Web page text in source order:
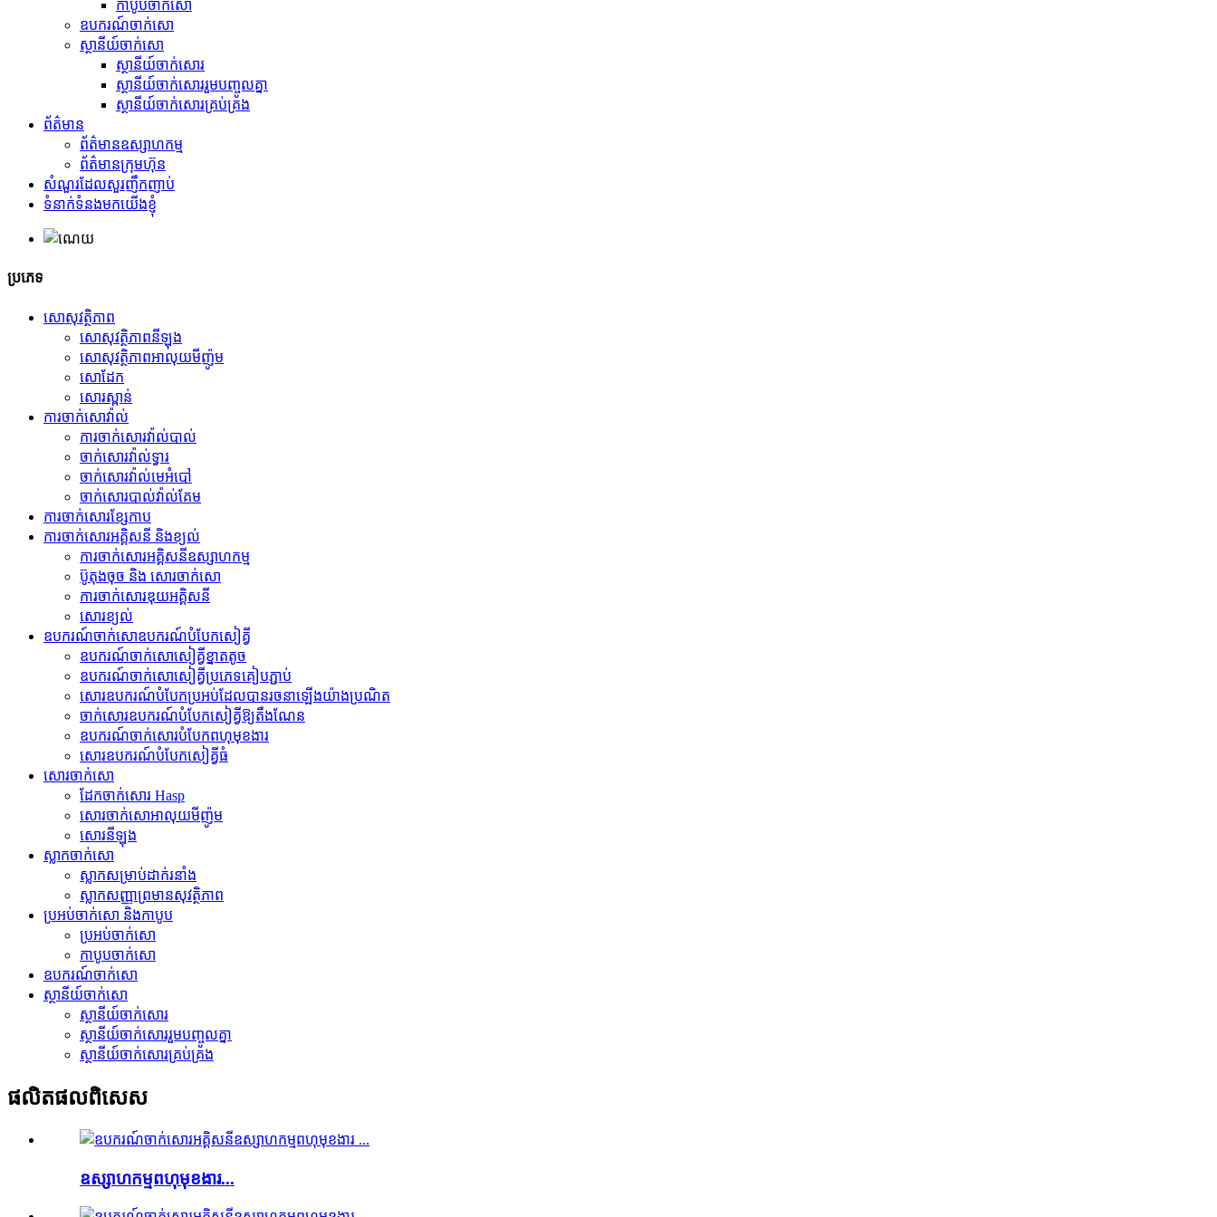
កាបូបចាក់សោ
ឧបករណ៍ចាក់សោ
ស្ថានីយ៍ចាក់សោ
ស្ថានីយ៍ចាក់សោរ
ស្ថានីយ៍ចាក់សោររួមបញ្ចូលគ្នា
ស្ថានីយ៍ចាក់សោរគ្រប់គ្រង
ព័ត៌មាន
ព័ត៌មានឧស្សាហកម្ម
ព័ត៌មានក្រុមហ៊ុន
សំណួរដែលសួរញឹកញាប់
ទំនាក់ទំនងមកយើងខ្ញុំ
ប្រភេទ
សោសុវត្ថិភាព
សោសុវត្ថិភាពនីឡុង
សោសុវត្ថិភាពអាលុយមីញ៉ូម
សោដែក
សោរស្ពាន់
ការចាក់សោវ៉ាល់
ការចាក់សោរវ៉ាល់បាល់
ចាក់សោរវ៉ាល់ទ្វារ
ចាក់សោរវ៉ាល់មេអំបៅ
ចាក់សោរបាល់វ៉ាល់គែម
ការចាក់សោរខ្សែកាប
ការចាក់សោរអគ្គិសនី និងខ្យល់
ការចាក់សោរអគ្គិសនីឧស្សាហកម្ម
ប៊ូតុងចុច និង សោរចាក់សោ
ការចាក់សោរឌុយអគ្គិសនី
សោរ​ខ្យល់
ឧបករណ៍​ចាក់សោ​ឧបករណ៍​បំបែក​សៀគ្វី
ឧបករណ៍​ចាក់សោ​សៀគ្វី​ខ្នាតតូច
ឧបករណ៍​ចាក់សោ​សៀគ្វី​ប្រភេទ​គៀប​ភ្ជាប់
សោរ​ឧបករណ៍​បំបែក​ប្រអប់​ដែល​បាន​រចនា​ឡើង​យ៉ាង​ប្រណិត
ចាក់សោរឧបករណ៍បំបែកសៀគ្វីឱ្យតឹងណែន
ឧបករណ៍ចាក់សោរបំបែកពហុមុខងារ
សោរ​ឧបករណ៍​បំបែក​សៀគ្វី​ធំ
សោរចាក់សោ
ដែកចាក់សោរ Hasp
សោរចាក់សោអាលុយមីញ៉ូម
សោរ​នីឡុង
ស្លាកចាក់សោ
ស្លាក​សម្រាប់​ដាក់​រនាំង
ស្លាកសញ្ញាព្រមានសុវត្ថិភាព
ប្រអប់ចាក់សោ និងកាបូប
ប្រអប់ចាក់សោ
កាបូបចាក់សោ
ឧបករណ៍ចាក់សោ
ស្ថានីយ៍ចាក់សោ
ស្ថានីយ៍ចាក់សោរ
ស្ថានីយ៍ចាក់សោររួមបញ្ចូលគ្នា
ស្ថានីយ៍ចាក់សោរគ្រប់គ្រង
ផលិតផល​ពិសេស
ឧស្សាហកម្មពហុមុខងារ...